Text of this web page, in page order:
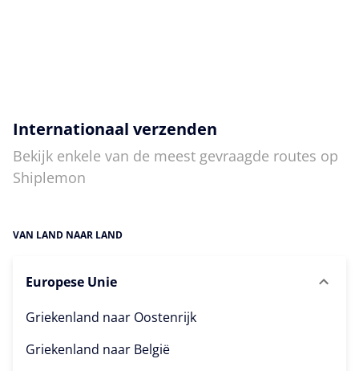
Internationaal verzenden
Bekijk enkele van de meest gevraagde routes op
Shiplemon
VAN LAND NAAR LAND
Europese Unie
Griekenland naar Oostenrijk
Griekenland naar België